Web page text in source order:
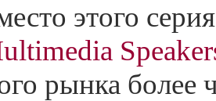
этого
рынка более